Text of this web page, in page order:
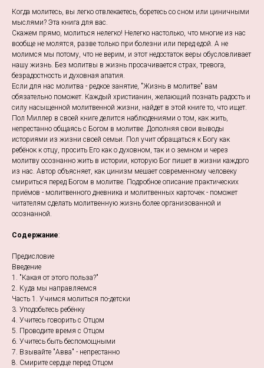
Когда молитесь, вы легко отвлекаетесь, боретесь со сном или циничными
мыслями? Эта книга для вас.
Скажем прямо, молиться нелегко! Нелегко настолько, что многие из нас
вообще не молятся, разве только при болезни или перед едой. А не
молимся мы потому, что не верим, и этот недостаток веры обусловливает
нашу жизнь. Без молитвы в жизнь просачивается страх, тревога,
безрадостность и духовная апатия.
Если для нас молитва - редкое занятие, "Жизнь в молитве" вам
обязательно поможет. Каждый христианин, желающий познать радость и
силу насыщенной молитвенной жизни, найдет в этой книге то, что ищет.
Пол Миллер в своей книге делится наблюдениями о том, как жить,
непрестанно общаясь с Богом в молитве. Дополняя свои выводы
историями из жизни своей семьи. Пол учит обращаться к Богу как
ребёнок к отцу, просить Его как о духовном, так и о земном и через
молитву осознанно жить в истории, которую Бог пишет в жизни каждого
из нас. Автор объясняет, как цинизм мешает современному человеку
смириться перед Богом в молитве. Подробное описание практических
приёмов - молитвенного дневника и молитвенных карточек - поможет
читателям сделать молитвенную жизнь более организованной и
осознанной.
Содержание:
Предисловие
Введение
1. "Какая от этого польза?"
2. Куда мы направляемся
Часть 1. Учимся молиться по-детски
3. Уподобьтесь ребёнку
4. Учитесь говорить с Отцом
5. Проводите время с Отцом
6. Учитесь быть беспомощными
7. Взывайте "Авва" - непрестанно
8. Смирите сердце перед Отцом